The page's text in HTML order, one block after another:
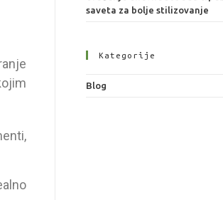
saveta za bolje stilizovanje
Kategorije
Blog